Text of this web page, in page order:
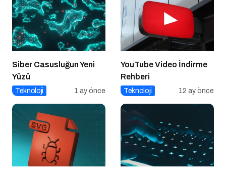
Siber Casusluğun Yeni
Yüzü
Teknoloji 1 ay önce
YouTube Video İndirme
Rehberi
Teknoloji 12 ay önce